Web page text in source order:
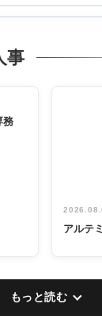
事
務
アルテ
もっと読む